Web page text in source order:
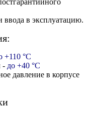
ввода в эксплуатацию.
+110 °C
- до +40 °C
давление в корпусе